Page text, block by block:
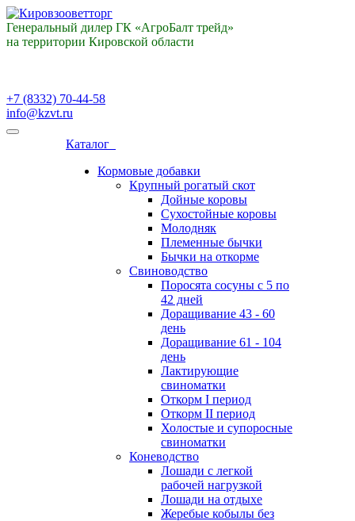
Генеральный дилер ГК «АгроБалт трейд»
на территории Кировской области
+7 (8332) 70-44-58
info@kzvt.ru
Каталог
Кормовые добавки
Крупный рогатый скот
Дойные коровы
Сухостойные коровы
Молодняк
Племенные бычки
Бычки на откорме
Свиноводство
Поросята сосуны с 5 по
42 дней
Доращивание 43 - 60
день
Доращивание 61 - 104
день
Лактирующие
свиноматки
Откорм I период
Откорм II период
Холостые и супоросные
свиноматки
Коневодство
Лошади с легкой
рабочей нагрузкой
Лошади на отдыхе
Жеребые кобылы без